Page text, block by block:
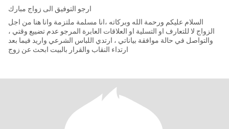
ارجو التوفيق الى زواج مبارك
السلام عليكم ورحمة الله وبركاته ،انا مسلمة ملتزمة وانا هنا من اجل
الزواج لا للتعارف او التسلية او العلاقات العابرة المرجو عدم تضييع وقتي ،
والتواصل في حالة موافقة بياناتي ، ارتدي اللباس الشرعي واريد فيما بعد
ارتداء النقاب والقرار بالبيت ابحث عن زوج